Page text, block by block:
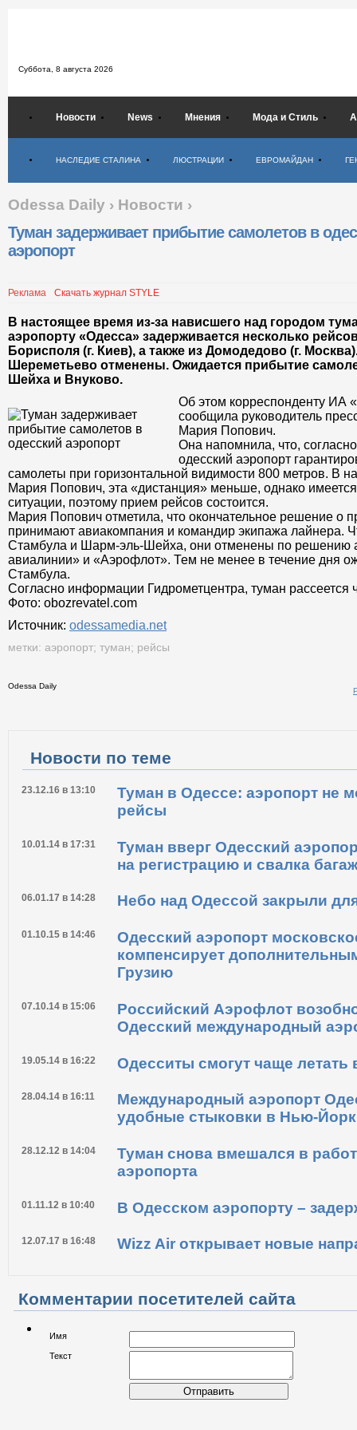
Суббота, 8 августа 2026
Новости News Мнения Мода и Стиль
НАСЛЕДИЕ СТАЛИНА ЛЮСТРАЦИИ ЕВРОМАЙДАН
Odessa Daily › Новости ›
Туман задерживает прибытие самолетов в
аэропорт
Реклама Скачать журнал STYLE
В настоящее время из-за нависшего над городом
аэропорту «Одесса» задерживается несколько
Борисполя (г. Киев), а также из Домодедово (г.
Шереметьево отменены. Ожидается прибытие
Шейха и Внуково.
Об этом корреспонденту ИА
сообщила руководитель
Мария Попович.
Она напомнила, что,
одесский аэропорт
самолеты при горизонтальной видимости 800 метров. В
Мария Попович, эта «дистанция» меньше, однако
ситуации, поэтому прием рейсов состоится.
Мария Попович отметила, что окончательное решение о
принимают авиакомпания и командир экипажа лайнера.
Стамбула и Шарм-эль-Шейха, они отменены по решению
авиалинии» и «Аэрофлот». Тем не менее в течение дня
Стамбула.
Согласно информации Гидрометцентра, туман рассеется
Фото: obozrevatel.com
Источник: odessamedia.net
метки: аэропорт; туман; рейсы
Odessa Daily
Новости по теме
23.12.16 в 13:10
Туман в Одессе: аэропорт не
рейсы
10.01.14 в 17:31
Туман вверг Одесский
на регистрацию и свалка
Небо над Одессой закрыли
Одесский аэропорт
компенсирует
Грузию
07.10.14 в 15:06
Российский Аэрофлот
Одесский международный
Одесситы смогут чаще летать
28.04.14 в 16:11
Международный аэропорт
удобные стыковки в Нью-Йорк
28.12.12 в 14:04
Туман снова вмешался в
аэропорта
В Одесском аэропорту –
Wizz Air открывает новые
Комментарии посетителей сайта